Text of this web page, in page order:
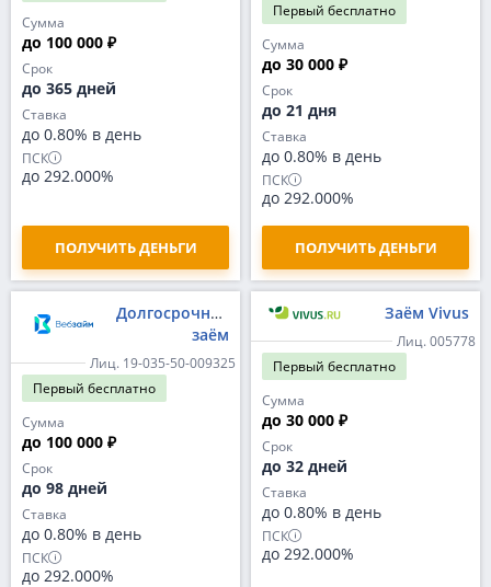
Сумма
до 100 000 ₽
Срок
до 365 дней
Ставка
до 0.80% в день
ПСК
до 292.000%
ПОЛУЧИТЬ ДЕНЬГИ
Первый бесплатно
Сумма
до 30 000 ₽
Срок
до 21 дня
Ставка
до 0.80% в день
ПСК
до 292.000%
ПОЛУЧИТЬ ДЕНЬГИ
Долгосрочный
заём
Лиц. 19-035-50-009325
Первый бесплатно
Сумма
до 100 000 ₽
Срок
до 98 дней
Ставка
до 0.80% в день
ПСК
до 292.000%
Заём Vivus
Лиц. 005778
Первый бесплатно
Сумма
до 30 000 ₽
Срок
до 32 дней
Ставка
до 0.80% в день
ПСК
до 292.000%